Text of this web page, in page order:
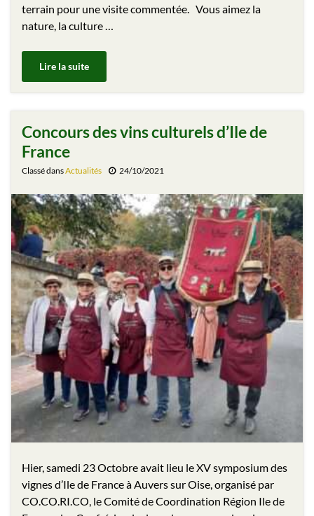
terrain pour une visite commentée. Vous aimez la
nature, la culture …
Lire la suite
Concours des vins culturels d’Ile de
France
Classé dansActualités 24/10/2021
Hier, samedi 23 Octobre avait lieu le XV symposium des
vignes d’Ile de France à Auvers sur Oise, organisé par
CO.CO.RI.CO, le Comité de Coordination Région Ile de